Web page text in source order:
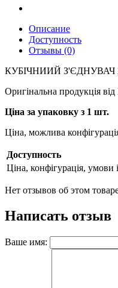
Описание
Доступность
Отзывы (0)
КУБІЧНИИЙ З'ЄДНУВАЧ
Оригінальна продукція
Ціна за упаковку з 1 шт.
Ціна, можлива
Доступность
Ціна, конфігурація, умови
Нет отзывов об этом
Написать отзыв
Ваше имя: